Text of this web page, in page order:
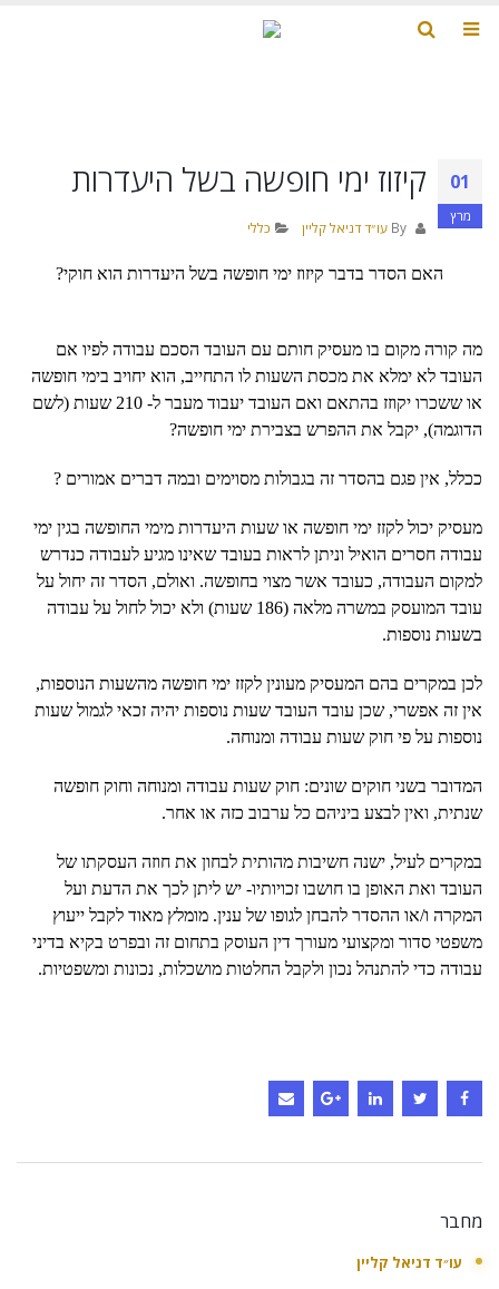
01
מרץ
קיזוז ימי חופשה בשל היעדרות
עו״ד דניאל קליין כללי
האם הסדר בדבר קיזוז ימי חופשה בשל היעדרות הוא חוקי?
מה קורה מקום בו מעסיק חותם עם העובד הסכם עבודה לפיו אם
העובד לא ימלא את מכסת השעות לו התחייב, הוא יחויב בימי חופשה
או ששכרו יקוזז בהתאם ואם העובד יעבוד מעבר ל- 210 שעות (לשם
הדוגמה), יקבל את ההפרש בצבירת ימי חופשה?
ככלל, אין פגם בהסדר זה בגבולות מסוימים ובמה דברים אמורים ?
מעסיק יכול לקזז ימי חופשה או שעות היעדרות מימי החופשה בגין ימי
עבודה חסרים הואיל וניתן לראות בעובד שאינו מגיע לעבודה כנדרש
למקום העבודה, כעובד אשר מצוי בחופשה. ואולם, הסדר זה יחול על
עובד המועסק במשרה מלאה (186 שעות) ולא יכול לחול על עבודה
בשעות נוספות.
לכן במקרים בהם המעסיק מעונין לקזז ימי חופשה מהשעות הנוספות,
אין זה אפשרי, שכן עובד העובד שעות נוספות יהיה זכאי לגמול שעות
נוספות על פי חוק שעות עבודה ומנוחה.
המדובר בשני חוקים שונים: חוק שעות עבודה ומנוחה וחוק חופשה
שנתית, ואין לבצע ביניהם כל ערבוב כזה או אחר.
במקרים לעיל, ישנה חשיבות מהותית לבחון את חוזה העסקתו של
העובד ואת האופן בו חושבו זכויותיו- יש ליתן לכך את הדעת ועל
המקרה ו/או ההסדר להבחן לגופו של ענין. מומלץ מאוד לקבל ייעוץ
משפטי סדור ומקצועי מעורך דין העוסק בתחום זה ובפרט בקיא בדיני
עבודה כדי להתנהל נכון ולקבל החלטות מושכלות, נכונות ומשפטיות.
מחבר
עו״ד דניאל קליין